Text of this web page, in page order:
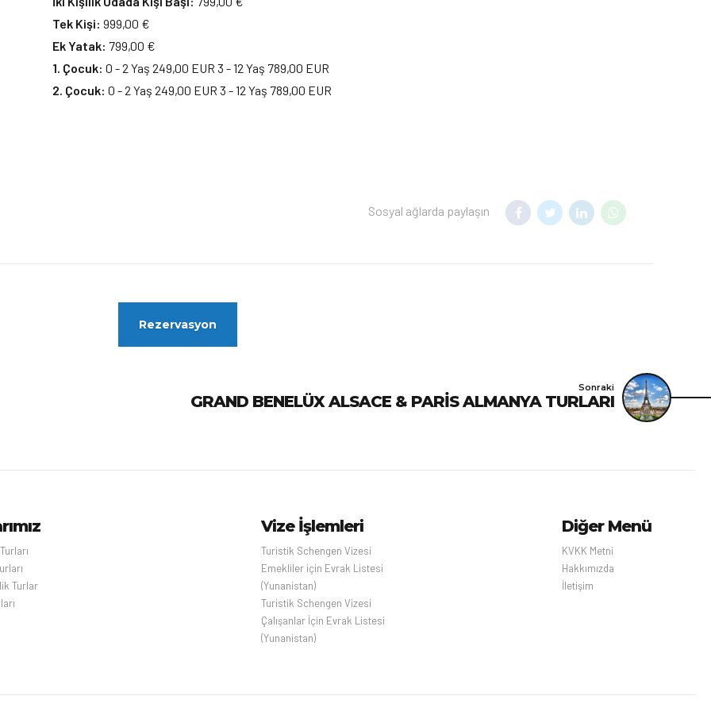
Tek Kişi: 999,00 €
Ek Yatak: 799,00 €
1. Çocuk: 0 - 2 Yaş 249,00 EUR 3 - 12 Yaş 789,00 EUR
2. Çocuk: 0 - 2 Yaş 249,00 EUR 3 - 12 Yaş 789,00 EUR
Sosyal ağlarda paylaşın
Rezervasyon
Sonraki
GRAND BENELÜX ALSACE & PARİS ALMANYA TURLARI
Turlar
Vize İşlemleri
Turistik Schengen Vizesi
Emekliler için Evrak Listesi
(Yunanistan)
Turistik Schengen Vizesi
Çalışanlar İçin Evrak Listesi
(Yunanistan)
Diğer Menü
KVKK Metni
Hakkımızda
İletişim